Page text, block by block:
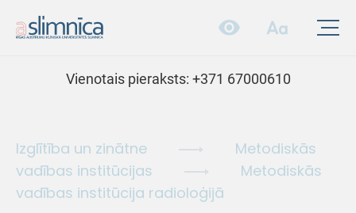
Vienotais pieraksts: +371 67000610
Izglītība un zinātne
Metodiskās
vadības institūcijas
Metodiskās
vadības institūcija radioloģijā